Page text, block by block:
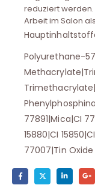
reduziert
Arbeit im Salon
Polyurethane-
77891|Mica|CI
15880|CI
77007|Tin Oxide